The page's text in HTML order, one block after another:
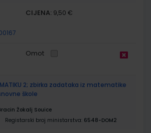
CIJENA: 9,50 €
Omot
2; zbirka zadataka iz matematike
škole
Žokalj Souice
Registarski broj ministarstva: 6548-DOM2